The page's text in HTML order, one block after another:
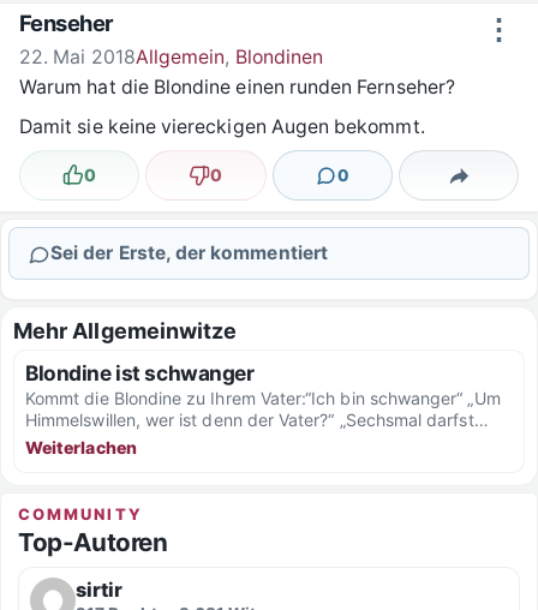
Zum Inhalt springen ⋮
Fenseher
22. Mai 2018Allgemein, Blondinen
Warum hat die Blondine einen runden Fernseher?
Damit sie keine viereckigen Augen bekommt.
Lustig
0 Nicht lustig
0 0
Kommentare Teilen
Sei der Erste, der kommentiert
Mehr Allgemeinwitze
Blondine ist schwanger
Kommt die Blondine zu Ihrem Vater:“Ich bin schwanger“ „Um
Himmelswillen, wer ist denn der Vater?“ „Sechsmal darfst
du...
Weiterlachen
COMMUNITY
Top-Autoren
sirtir